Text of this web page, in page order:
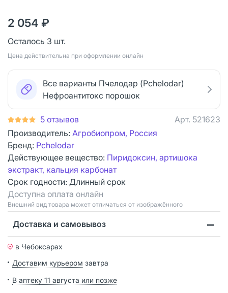
2 054 ₽
Осталось 3 шт.
Цена действительна при оформлении онлайн
Все варианты Пчелодар (Pchelodar)
Нефроантитокс порошок
5 отзывов Арт. 521623
Производитель: Агробиопром, Россия
Бренд: Pchelodar
Действующее вещество: Пиридоксин, артишока
экстракт, кальция карбонат
Срок годности: Длинный срок
Доступна оплата онлайн
Bнешний вид товара может отличаться от изображённого
Доставка и самовывоз
в Чебоксарах
Доставим курьером завтра
В аптеку 11 августа или позже